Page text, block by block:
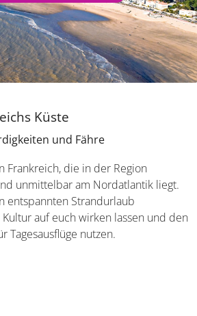
Küste
und Fähre
Frankreich, die in der Region
unmittelbar am Nordatlantik liegt.
entspannten Strandurlaub
auf euch wirken lassen und den
Tagesausflüge nutzen.